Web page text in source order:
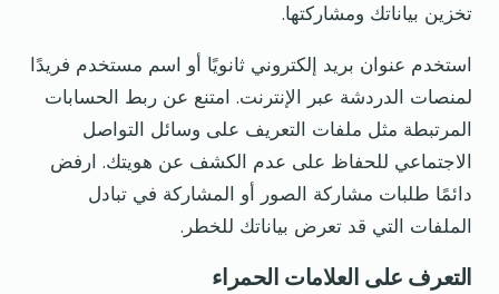
تخزين بياناتك ومشاركتها.
استخدم عنوان بريد إلكتروني ثانويًا أو اسم مستخدم فريدًا
لمنصات الدردشة عبر الإنترنت. امتنع عن ربط الحسابات
المرتبطة مثل ملفات التعريف على وسائل التواصل
الاجتماعي للحفاظ على عدم الكشف عن هويتك. ارفض
دائمًا طلبات مشاركة الصور أو المشاركة في تبادل
الملفات التي قد تعرض بياناتك للخطر.
التعرف على العلامات الحمراء